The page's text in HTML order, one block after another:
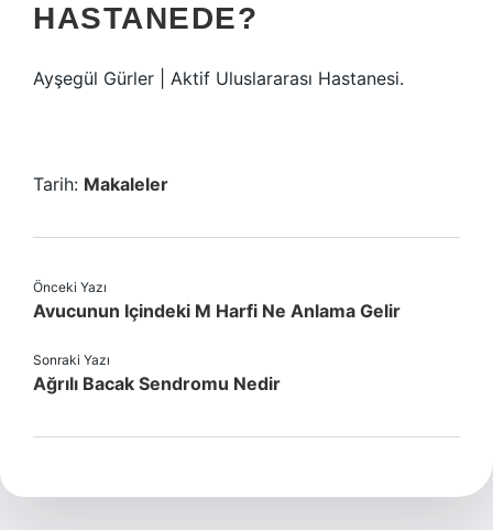
HASTANEDE?
Ayşegül Gürler | Aktif Uluslararası Hastanesi.
Tarih: Makaleler
Önceki Yazı
Avucunun Içindeki M Harfi Ne Anlama Gelir
Sonraki Yazı
Ağrılı Bacak Sendromu Nedir